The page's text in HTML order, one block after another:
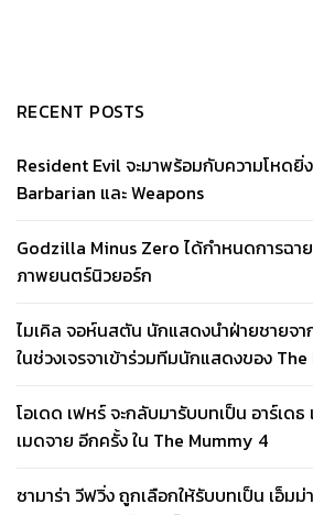
RECENT POSTS
Resident Evil จะมาพร้อมกับความโหดยิ่
Barbarian และ Weapons
Godzilla Minus Zero ได้กำหนดการฉ
ภาพยนตร์นิวยอร์ก
ไมเคิล จอห์นสตัน นักแสดงนำฝ่ายชายจา
ในช่วงเจรจาเข้าร่วมทีมนักแสดงของ
โอเดด เฟหร์ จะกลับมารับบทเป็น อาร์เด
เมดจาย อีกครั้ง ใน The Mummy 4
ซามาร่า วีฟวิ่ง ถูกเลือกให้รับบทเป็น เอ็ม